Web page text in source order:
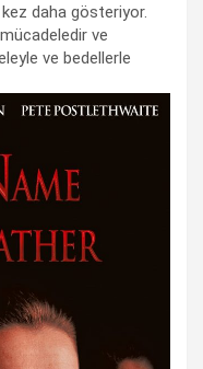
daha gösteriyor.
ve
ve bedellerle